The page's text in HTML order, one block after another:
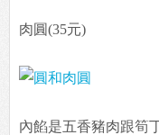
肉圓(35元)
內餡是五香豬肉跟筍